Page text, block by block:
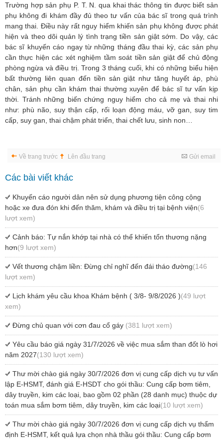
Trường hợp sản phụ P. T. N. qua khai thác thông tin được biết sản
phụ không đi khám đầy đủ theo tư vấn của bác sĩ trong quá trình
mang thai. Điều này rất nguy hiểm khiến sản phụ không được phát
hiện và theo dõi quản lý tình trạng tiền sản giật sớm. Do vậy, các
bác sĩ khuyến cáo ngay từ những tháng đầu thai kỳ, các sản phụ
cần thực hiện các xét nghiệm tầm soát tiền sản giật để chủ động
phòng ngừa và điều trị. Trong 3 tháng cuối, khi có những biểu hiện
bất thường liên quan đến tiền sản giật như tăng huyết áp, phù
chân, sản phụ cần khám thai thường xuyên để bác sĩ tư vấn kịp
thời. Tránh những biến chứng nguy hiểm cho cả mẹ và thai nhi
như: phù não, suy thận cấp, rối loạn động máu, vỡ gan, suy tim
cấp, suy gan, thai chậm phát triển, thai chết lưu, sinh non…
Về trang trước Lên đầu trang Gửi email
Các bài viết khác
Khuyến cáo người dân nên sử dụng phương tiện công cộng
hoặc xe đưa đón khi đến thăm, khám và điều trị tại bệnh viện(6
lượt xem)
Cảnh báo: Tự nắn khớp tại nhà có thể khiến tổn thương nặng
hơn(9 lượt xem)
Vết thương chậm liền: Đừng chỉ nghĩ đến đái tháo đường(146
lượt xem)
Lịch khám yêu cầu khoa Khám bệnh ( 3/8- 9/8/2026 )(49 lượt
xem)
Đừng chủ quan với cơn đau cổ gáy (381 lượt xem)
Yêu cầu báo giá ngày 31/7/2026 về việc mua sắm than đốt lò hơi
năm 2027(130 lượt xem)
Thư mời chào giá ngày 30/7/2026 đơn vị cung cấp dịch vụ tư vấn
lập E-HSMT, đánh giá E-HSDT cho gói thầu: Cung cấp bơm tiêm,
dây truyền, kim các loại, bao gồm 02 phần (28 danh mục) thuộc dự
toán mua sắm bơm tiêm, dây truyền, kim các loại(10 lượt xem)
Thư mời chào giá ngày 30/7/2026 đơn vị cung cấp dịch vụ thẩm
định E-HSMT, kết quả lựa chọn nhà thầu gói thầu: Cung cấp bơm